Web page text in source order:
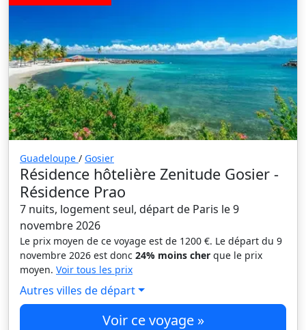
Guadeloupe / Gosier
Résidence hôtelière Zenitude Gosier -
Résidence Prao
7 nuits, logement seul, départ de Paris le 9
novembre 2026
Le prix moyen de ce voyage est de 1200 €. Le départ du 9
novembre 2026 est donc 24% moins cher que le prix
moyen. Voir tous les prix
Autres villes de départ
Voir ce voyage »